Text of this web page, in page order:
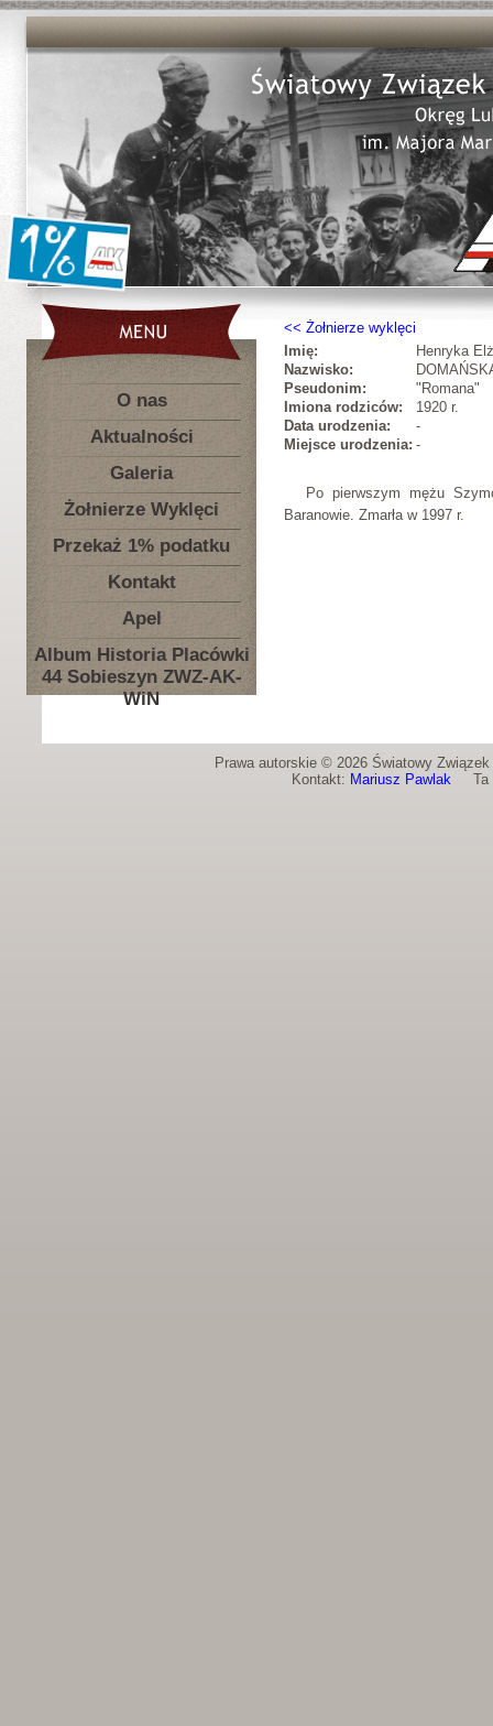
O nas
Aktualności
Galeria
Żołnierze Wyklęci
Przekaż 1% podatku
Kontakt
Apel
Album Historia Placówki
44 Sobieszyn ZWZ-AK-
WiN
Żołnierze wyklęci
Imię:
Henryka
Nazwisko:
Pseudonim:
"Romana"
Imiona rodziców:
1920 r.
Data urodzenia:
-
Miejsce urodzenia: -
Po pierwszym mężu
Baranowie. Zmarła w 1997 r.
Prawa autorskie © 2026 Światowy
Kontakt: Mariusz PawlakTa